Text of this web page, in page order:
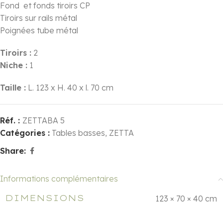
Fond et fonds tiroirs CP
Tiroirs sur rails métal
Poignées tube métal
Tiroirs : 2
Niche : 1
Taille : L. 123 x H. 40 x l. 70 cm
Réf. : ZETTABA 5
Catégories : Tables basses, ZETTA
Share:
Informations complémentaires
DIMENSIONS
123 × 70 × 40 cm